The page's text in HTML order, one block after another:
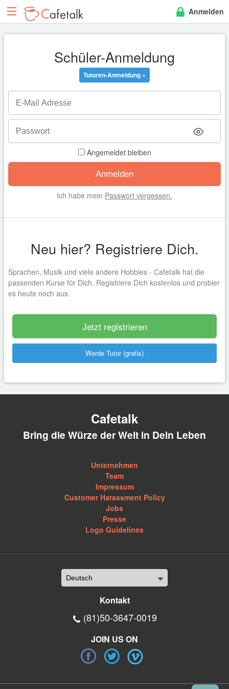
Anmelden
Schüler-Anmeldung
Tutoren-Anmeldung »
Angemeldet bleiben
Ich habe mein Passwort vergessen.
Neu hier? Registriere Dich.
Sprachen, Musik und viele andere Hobbies - Cafetalk hat die
passenden Kurse für Dich. Registriere Dich kostenlos und probier
es heute noch aus.
Jetzt registrieren
Werde Tutor (gratis)
Cafetalk
Bring die Würze der Welt in Dein Leben
Unternehmen
Team
Impressum
Customer Harassment Policy
Jobs
Presse
Logo Guidelines
Kontakt
(81)50-3647-0019
JOIN US ON